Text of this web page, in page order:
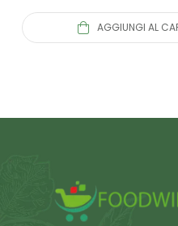
AGGIUNGI AL